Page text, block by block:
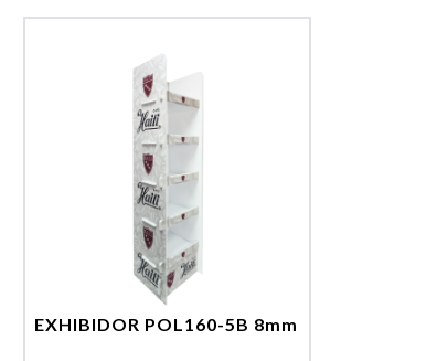
EXHIBIDOR POL160-5B 8mm